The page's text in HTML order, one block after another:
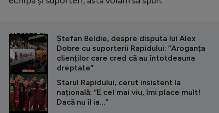
CITEȘTE ȘI
Ștefan Beldie, despre disputa lui Alex
Dobre cu suporterii Rapidului: ”Aroganța
clienților care cred că au întotdeauna
dreptate”
Starul Rapidului, cerut insistent la
națională: ”E cel mai viu, îmi place mult!
Dacă nu îl ia...”